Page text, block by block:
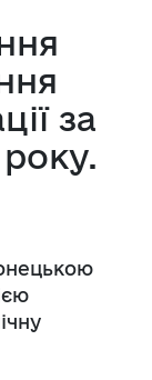
за
року.